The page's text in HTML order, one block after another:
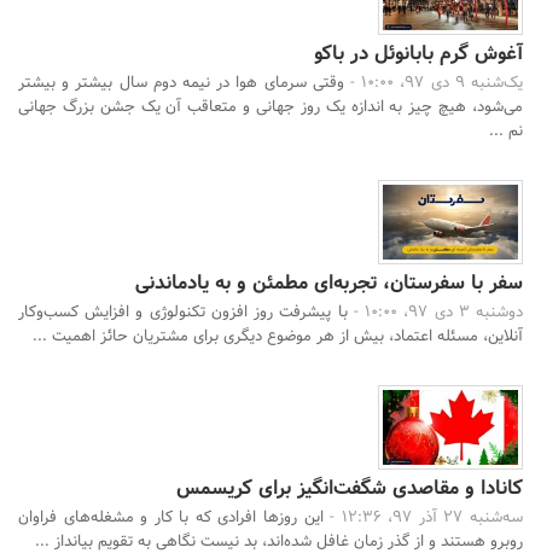
آغوش گرم بابانوئل در باکو
یک‌شنبه 9 دی 97، 10:00 -
وقتی سرمای هوا در نیمه دوم سال بیشتر و بیشتر
می‌شود، هیچ چیز به اندازه یک روز جهانی و متعاقب آن یک جشن بزرگ جهانی
نم ...
سفر با سفرستان، تجربه‌ای مطمئن و به‌ یادماندنی
دوشنبه 3 دی 97، 10:00 -
با پیشرفت روز افزون تکنولوژی و افزایش کسب‌و‌کار
آنلاین، مسئله اعتماد، بیش از هر موضوع دیگری برای مشتریان حائز اهمیت ...
کانادا و مقاصدی شگفت‌انگیز برای کریسمس
سه‌شنبه 27 آذر 97، 12:36 -
این روزها افرادی که با کار و مشغله‌های فراوان
روبرو هستند و از گذر زمان غافل شده‌اند، بد نیست نگاهی به تقویم بیانداز ...